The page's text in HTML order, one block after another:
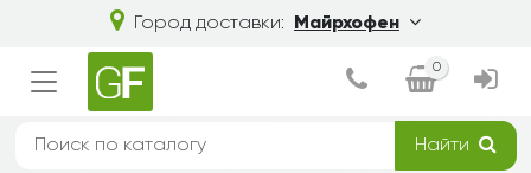
Город доставки: Майрхофен
0
Найти